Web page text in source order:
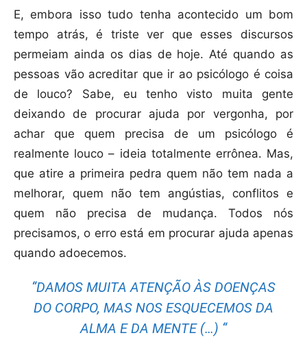
E, embora isso tudo tenha acontecido um bom
tempo atrás, é triste ver que esses discursos
permeiam ainda os dias de hoje. Até quando as
pessoas vão acreditar que ir ao psicólogo é coisa
de louco? Sabe, eu tenho visto muita gente
deixando de procurar ajuda por vergonha, por
achar que quem precisa de um psicólogo é
realmente louco – ideia totalmente errônea. Mas,
que atire a primeira pedra quem não tem nada a
melhorar, quem não tem angústias, conflitos e
quem não precisa de mudança. Todos nós
precisamos, o erro está em procurar ajuda apenas
quando adoecemos.
“DAMOS MUITA ATENÇÃO ÀS DOENÇAS
DO CORPO, MAS NOS ESQUECEMOS DA
ALMA E DA MENTE (…) “